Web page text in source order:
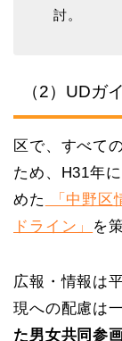
討。
（2）UDガ
区で、すべて
ため、H31年
めた
「中野区
ドライン」 を
広報・情報は
現への配慮は
た男女共同参